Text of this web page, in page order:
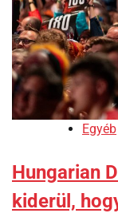
Egyéb
Hungarian
kiderül,